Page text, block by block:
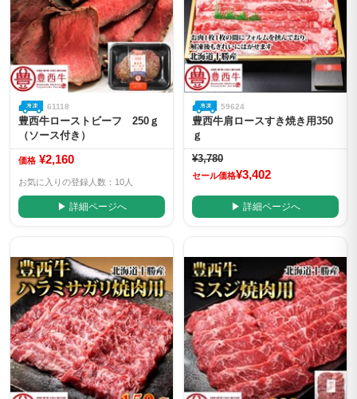
61118
豊西牛ローストビーフ 250ｇ
（ソース付き）
価格 ¥2,160
お気に入りの登録人数：10人
▶ 詳細ページへ
59624
豊西牛肩ロースすき焼き用350
ｇ
¥3,780
セール価格¥3,402
▶ 詳細ページへ